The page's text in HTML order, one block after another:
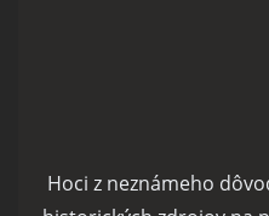
Hoci z neznámeho